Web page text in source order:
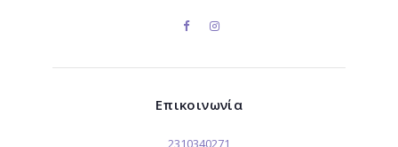
Επικοινωνία
2310340271